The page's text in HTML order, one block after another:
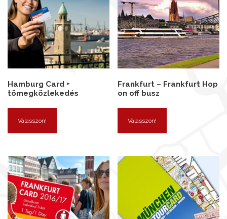
Hamburg Card +
tömegközlekedés
Válasszon!
Frankfurt – Frankfurt Hop
on off busz
Válasszon!